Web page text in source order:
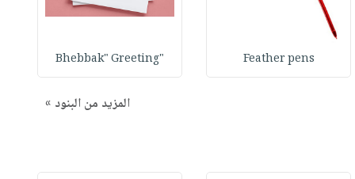
Feather pens
"Bhebbak" Greeting
المزيد من البنود »